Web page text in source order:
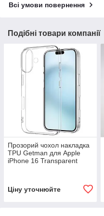
Всі умови повернення
Подібні товари компанії
Прозорий чохол накладка
TPU Getman для Apple
iPhone 16 Transparent
Ціну уточнюйте